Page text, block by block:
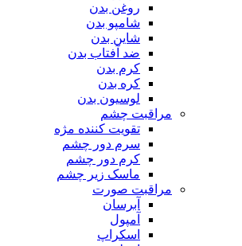
روغن بدن
شامپو بدن
شاین بدن
ضد آفتاب بدن
کرم بدن
کره بدن
لوسیون بدن
مراقبت چشم
تقویت کننده مژه
سرم دور چشم
کرم دور چشم
ماسک زیر چشم
مراقبت صورت
آبرسان
آمپول
اسکراپ